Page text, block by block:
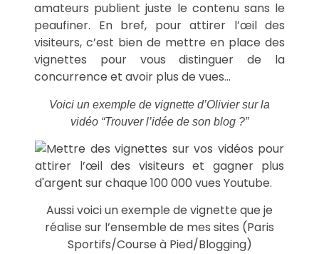
amateurs publient juste le contenu sans le
peaufiner. En bref, pour attirer l’œil des
visiteurs, c’est bien de mettre en place des
vignettes pour vous distinguer de la
concurrence et avoir plus de vues…
Voici un exemple de vignette d’Olivier sur la
vidéo “Trouver l’idée de son blog ?”
Aussi voici un exemple de vignette que je
réalise sur l’ensemble de mes sites (Paris
Sportifs/Course à Pied/Blogging)